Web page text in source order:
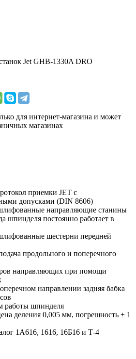
Jet GHB-1330A DRO
для интернет-магазина и может
магазинах
приемки JET с
допусками (DIN 8606)
направляющие станины
шпинделя постоянно работает в
шестерни передней
продольного и поперечного
направляющих при помощи
направлении задняя бабка
работы шпинделя
деления 0,005 мм, погрешность ± 1
1А616, 1616, 16Б16 и Т-4